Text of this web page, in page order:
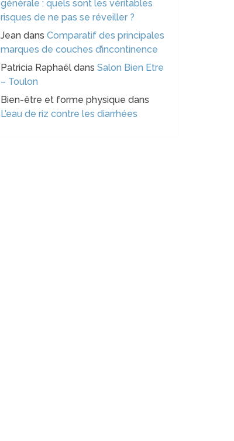
générale : quels sont les véritables
risques de ne pas se réveiller ?
Jean dansComparatif des principales
marques de couches d’incontinence
Patricia Raphaël dansSalon Bien Etre
– Toulon
Bien-être et forme physique dans
L’eau de riz contre les diarrhées